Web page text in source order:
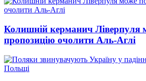
Колишній керманич Ліверпуля
пропозицію очолити Аль-Аглі